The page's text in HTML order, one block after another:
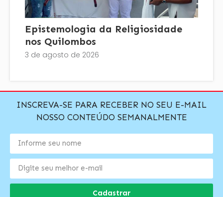
Epistemologia da Religiosidade
nos Quilombos
3 de agosto de 2026
INSCREVA-SE PARA RECEBER NO SEU E-MAIL
NOSSO CONTEÚDO SEMANALMENTE
Cadastrar